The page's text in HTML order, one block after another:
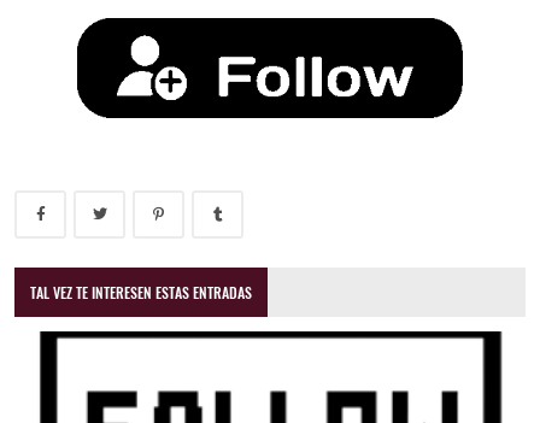
TAL VEZ TE INTERESEN ESTAS ENTRADAS